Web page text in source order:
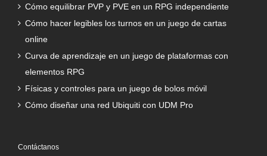
Cómo equilibrar PVP y PVE en un RPG independiente
Cómo hacer legibles los turnos en un juego de cartas
online
Curva de aprendizaje en un juego de plataformas con
elementos RPG
Físicas y controles para un juego de bolos móvil
Cómo diseñar una red Ubiquiti con UDM Pro
Contáctanos